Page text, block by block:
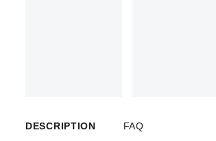
DESCRIPTION FAQ